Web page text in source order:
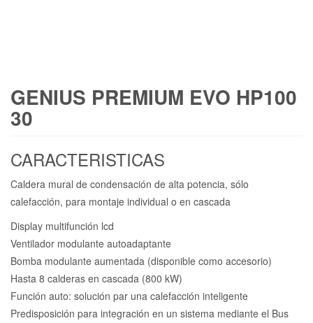
GENIUS PREMIUM EVO HP100
30
CARACTERISTICAS
Caldera mural de condensación de alta potencia, sólo
calefacción, para montaje individual o en cascada
Display multifunción lcd
Ventilador modulante autoadaptante
Bomba modulante aumentada (disponible como accesorio)
Hasta 8 calderas en cascada (800 kW)
Función auto: solución par una calefacción inteligente
Predisposición para integración en un sistema mediante el Bus